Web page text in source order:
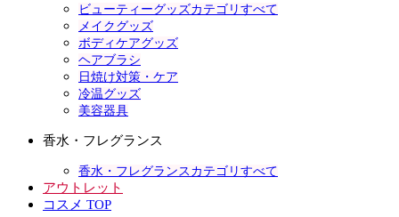
ビューティーグッズカテゴリすべて
メイクグッズ
ボディケアグッズ
ヘアブラシ
日焼け対策・ケア
冷温グッズ
美容器具
香水・フレグランス
香水・フレグランスカテゴリすべて
アウトレット
コスメ TOP